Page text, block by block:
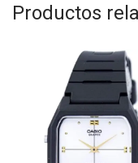
Productos